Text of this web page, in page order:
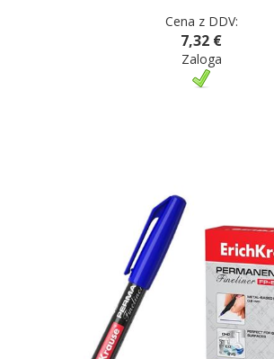
Cena z DDV:
7,32 €
Zaloga